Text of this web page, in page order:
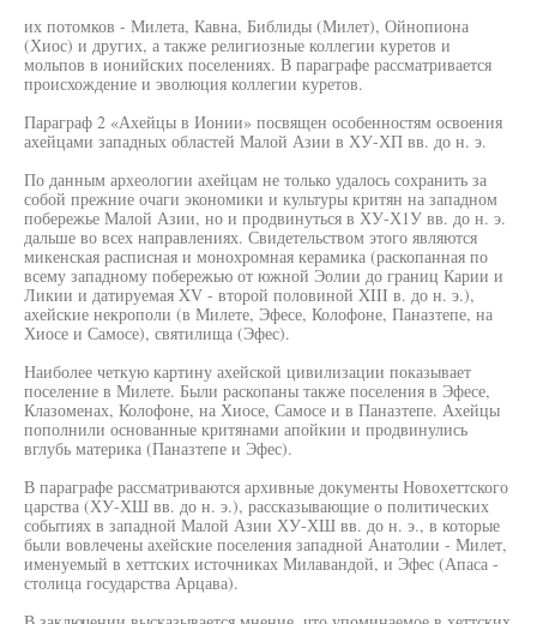
их потомков - Милета, Кавна, Библиды (Милет), Ойнопиона
(Хиос) и других, а также религиозные коллегии куретов и
мольпов в ионийских поселениях. В параграфе рассматривается
происхождение и эволюция коллегии куретов.
Параграф 2 «Ахейцы в Ионии» посвящен особенностям освоения
ахейцами западных областей Малой Азии в ХУ-ХП вв. до н. э.
По данным археологии ахейцам не только удалось сохранить за
собой прежние очаги экономики и культуры критян на западном
побережье Малой Азии, но и продвинуться в ХУ-Х1У вв. до н. э.
дальше во всех направлениях. Свидетельством этого являются
микенская расписная и монохромная керамика (раскопанная по
всему западному побережью от южной Эолии до границ Карии и
Ликии и датируемая XV - второй половиной XIII в. до н. э.),
ахейские некрополи (в Милете, Эфесе, Колофоне, Паназтепе, на
Хиосе и Самосе), святилища (Эфес).
Наиболее четкую картину ахейской цивилизации показывает
поселение в Милете. Были раскопаны также поселения в Эфесе,
Клазоменах, Колофоне, на Хиосе, Самосе и в Паназтепе. Ахейцы
пополнили основанные критянами апойкии и продвинулись
вглубь материка (Паназтепе и Эфес).
В параграфе рассматриваются архивные документы Новохеттского
царства (ХУ-ХШ вв. до н. э.), рассказывающие о политических
событиях в западной Малой Азии ХУ-ХШ вв. до н. э., в которые
были вовлечены ахейские поселения западной Анатолии - Милет,
именуемый в хеттских источниках Милавандой, и Эфес (Апаса -
столица государства Арцава).